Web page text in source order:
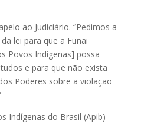
ao Judiciário. “Pedimos a
lei para que a Funai
Povos Indígenas] possa
e para que não exista
Poderes sobre a violação
Indígenas do Brasil (Apib)